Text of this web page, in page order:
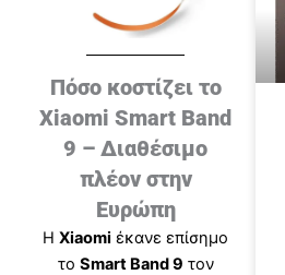
Πόσο κοστίζει το
Xiaomi Smart Band
9 – Διαθέσιμο
πλέον στην
Ευρώπη
ΗXiaomi έκανε επίσημο
το Smart Band 9 τον